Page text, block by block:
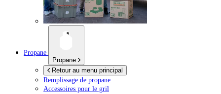
Propane
Propane
Retour au menu principal
Remplissage de propane
Accessoires pour le gril